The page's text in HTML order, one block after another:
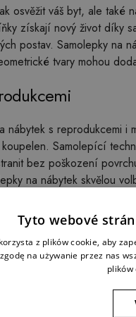
osvěžit váš byt, ale
získají nový život díky
postav. Samolepky na
tvary mohou
nábytek s reprodukcemi
Samolepící
bez poškození
na nábytek skvělou
Tyto webové
z plików cookie, aby
na używanie przez nas
plików